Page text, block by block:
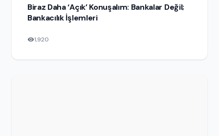
Biraz Daha ‘Açık’ Konuşalım: Bankalar Değil;
Bankacılık İşlemleri
1,920